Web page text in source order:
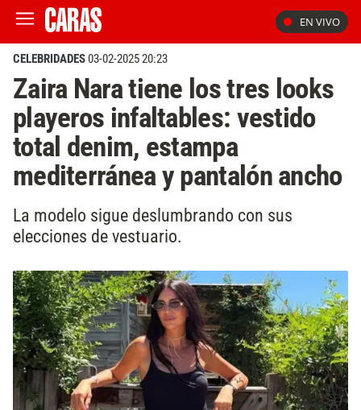
EN VIVO
CELEBRIDADES03-02-2025 20:23
Zaira Nara tiene los tres looks
playeros infaltables: vestido
total denim, estampa
mediterránea y pantalón ancho
La modelo sigue deslumbrando con sus
elecciones de vestuario.